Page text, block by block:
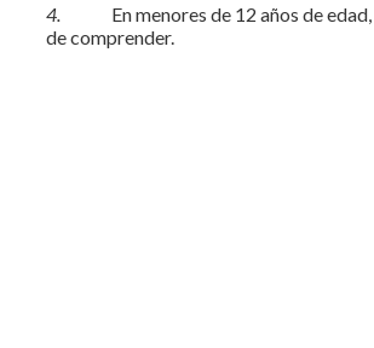
4. En menores de 12 años de
de comprender.